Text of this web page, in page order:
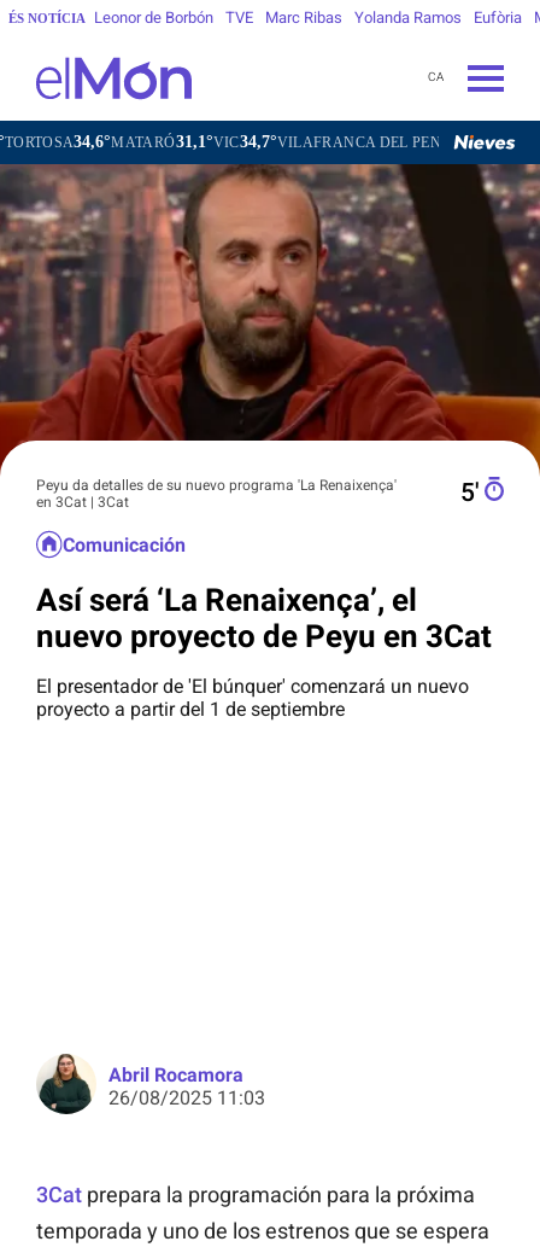
ÉS NOTÍCIA Leonor de Borbón TVE Marc Ribas Yolanda Ramos Eufòria
CA
MATARÓ31,1°VIC34,7°VILAFRANCA DEL PENEDÈS31,3°VILANOVA I
Peyu da detalles de su nuevo programa 'La Renaixença'
en 3Cat | 3Cat
5′
Comunicación
Así será ‘La Renaixença’, el
nuevo proyecto de Peyu en 3Cat
El presentador de 'El búnquer' comenzará un nuevo
proyecto a partir del 1 de septiembre
Abril Rocamora
26/08/2025 11:03
3Cat prepara la programación para la próxima
temporada y uno de los estrenos que se espera